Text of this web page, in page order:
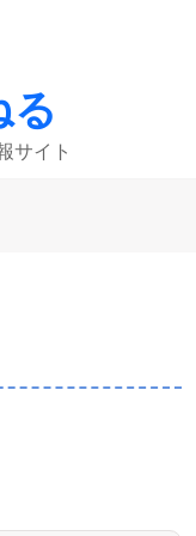
サイト